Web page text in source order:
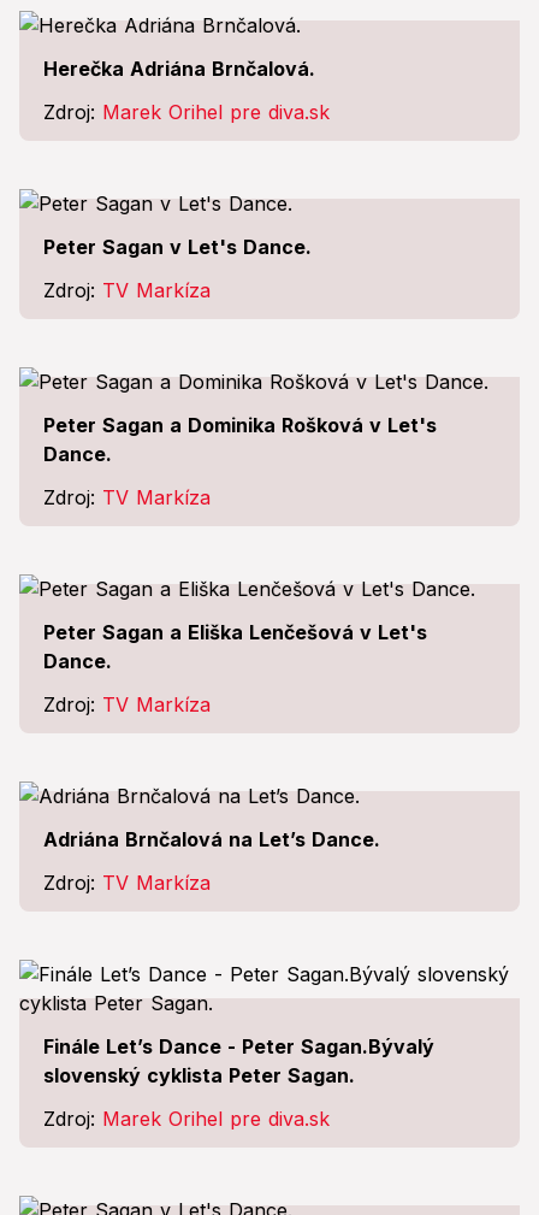
Herečka Adriána Brnčalová.
Zdroj: Marek Orihel pre diva.sk
Peter Sagan v Let's Dance.
Zdroj: TV Markíza
Peter Sagan a Dominika Rošková v Let's
Dance.
Zdroj: TV Markíza
Peter Sagan a Eliška Lenčešová v Let's
Dance.
Zdroj: TV Markíza
Adriána Brnčalová na Let’s Dance.
Zdroj: TV Markíza
Finále Let’s Dance - Peter Sagan.Bývalý
slovenský cyklista Peter Sagan.
Zdroj: Marek Orihel pre diva.sk